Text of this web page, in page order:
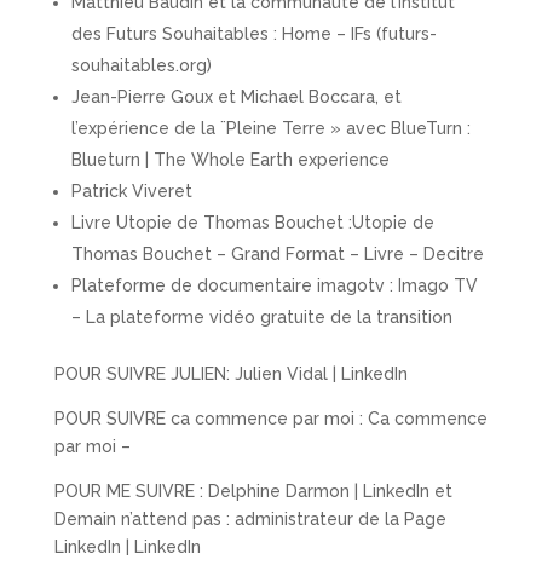
des Futurs Souhaitables : Home – IFs (futurs-
souhaitables.org)
Jean-Pierre Goux et Michael Boccara, et
l’expérience de la ¨Pleine Terre » avec BlueTurn :
Blueturn | The Whole Earth experience
Patrick Viveret
Livre Utopie de Thomas Bouchet :Utopie de
Thomas Bouchet – Grand Format – Livre – Decitre
Plateforme de documentaire imagotv : Imago TV
– La plateforme vidéo gratuite de la transition
POUR SUIVRE JULIEN: Julien Vidal | LinkedIn
POUR SUIVRE ca commence par moi : Ca commence
par moi –
POUR ME SUIVRE : Delphine Darmon | LinkedIn et
Demain n’attend pas : administrateur de la Page
LinkedIn | LinkedIn